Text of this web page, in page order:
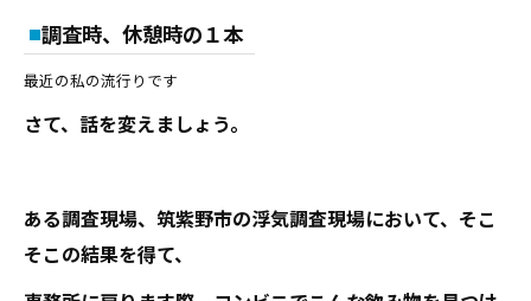
調査時、休憩時の１本
最近の私の流行りです
さて、話を変えましょう。
ある調査現場、筑紫野市の浮気調査現場において、そこ
そこの結果を得て、